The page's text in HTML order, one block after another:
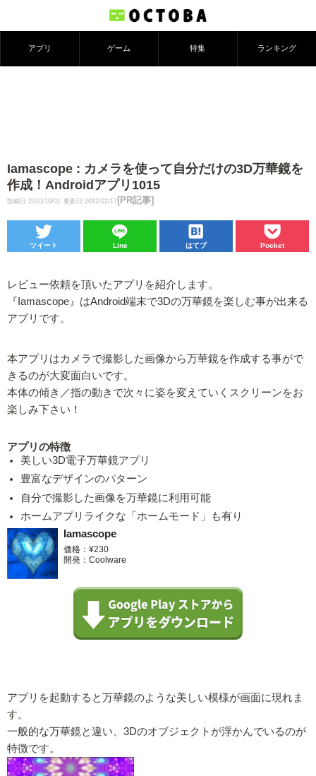
アプリ ゲーム 特集 ランキング
Iamascope : カメラを使って自分だけの3D万華鏡を
作成！Androidアプリ1015
投稿日:2010/10/01 更新日:2012/02/17 [PR記事]
ツイート Line はてブ Pocket
レビュー依頼を頂いたアプリを紹介します。
『Iamascope』はAndroid端末で3Dの万華鏡を楽しむ事が出来る
アプリです。
本アプリはカメラで撮影した画像から万華鏡を作成する事がで
きるのが大変面白いです。
本体の傾き／指の動きで次々に姿を変えていくスクリーンをお
楽しみ下さい！
アプリの特徴
美しい3D電子万華鏡アプリ
豊富なデザインのパターン
自分で撮影した画像を万華鏡に利用可能
ホームアプリライクな「ホームモード」も有り
Iamascope
価格：¥230
開発：Coolware
アプリを起動すると万華鏡のような美しい模様が画面に現れま
す。
一般的な万華鏡と違い、3Dのオブジェクトが浮かんでいるのが
特徴です。